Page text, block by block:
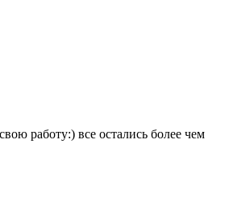
работу:) все остались более чем